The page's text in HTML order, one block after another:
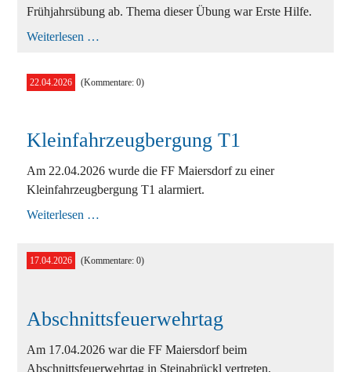
Frühjahrsübung ab. Thema dieser Übung war Erste Hilfe.
Weiterlesen …
22.04.2026 (Kommentare: 0)
Kleinfahrzeugbergung T1
Am 22.04.2026 wurde die FF Maiersdorf zu einer
Kleinfahrzeugbergung T1 alarmiert.
Weiterlesen …
17.04.2026 (Kommentare: 0)
Abschnittsfeuerwehrtag
Am 17.04.2026 war die FF Maiersdorf beim
Abschnittsfeuerwehrtag in Steinabrückl vertreten.